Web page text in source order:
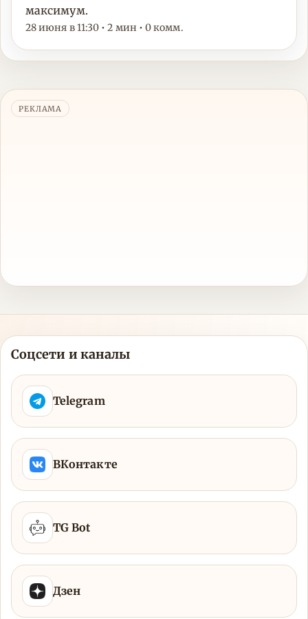
максимум.
28 июня в 11:30 • 2 мин • 0 комм.
РЕКЛАМА
Соцсети и каналы
Telegram
ВКонтакте
TG Bot
Дзен